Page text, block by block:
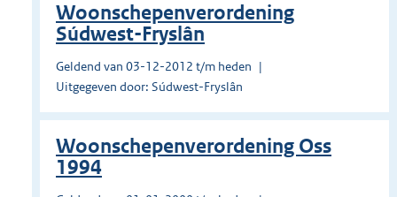
Woonschepenverordening
Súdwest-Fryslân
Geldend van 03-12-2012 t/m heden
Uitgegeven door: Súdwest-Fryslân
Woonschepenverordening Oss
1994